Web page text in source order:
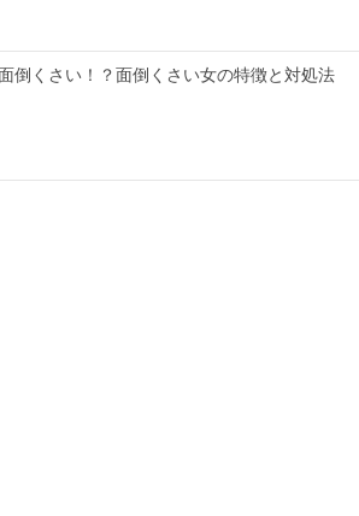
倒くさい！？面倒くさい女の特徴と対処法